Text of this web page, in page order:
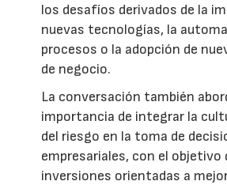
los desafíos derivados de la
nuevas tecnologías, la
procesos o la adopción de
de negocio.
La conversación también
importancia de integrar la
del riesgo en la toma de
empresariales, con el objetivo
inversiones orientadas a